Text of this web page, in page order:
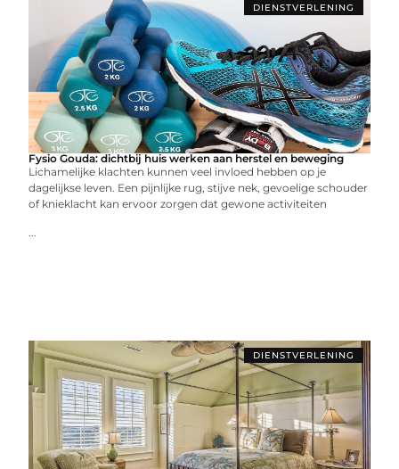
DIENSTVERLENING
Fysio Gouda: dichtbij huis werken aan herstel en beweging
Lichamelijke klachten kunnen veel invloed hebben op je
dagelijkse leven. Een pijnlijke rug, stijve nek, gevoelige schouder
of knieklacht kan ervoor zorgen dat gewone activiteiten
...
DIENSTVERLENING